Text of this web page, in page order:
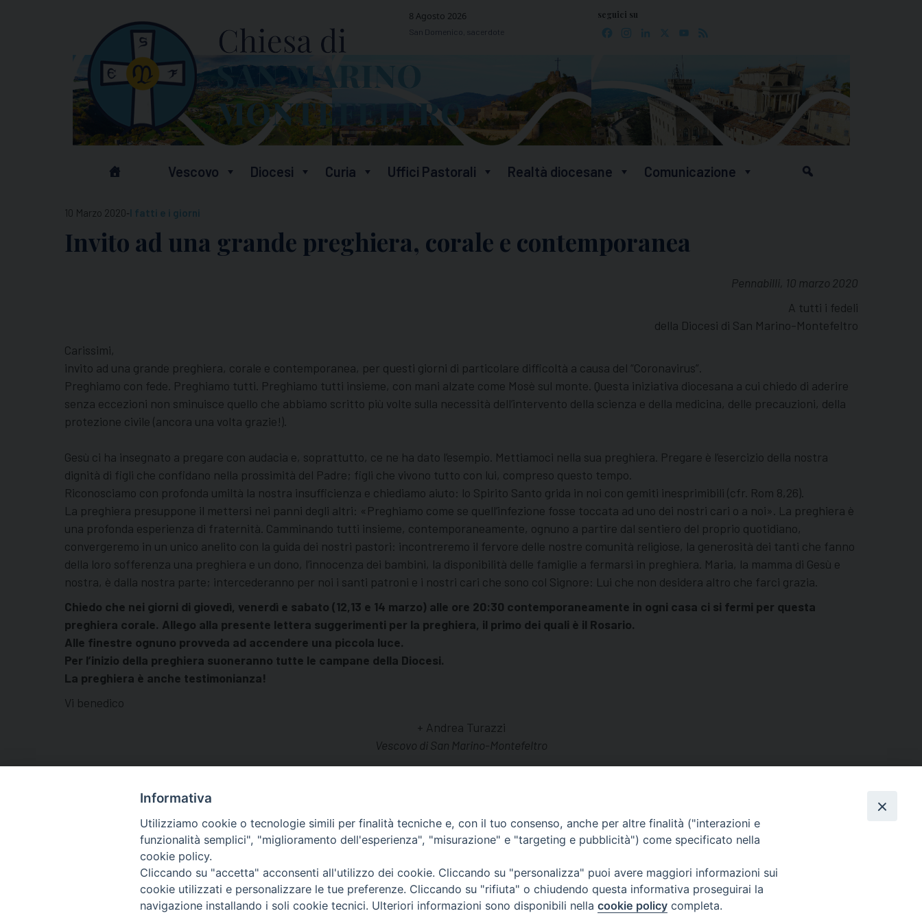
8 Agosto 2026
San Domenico, sacerdote
seguici su
Facebook
Instagram
LinkedIn YouTube
Vescovo Diocesi Curia Uffici Pastorali Realtà diocesane Comunicazione
10 Marzo 2020-I fatti e i giorni
Invito ad una grande preghiera, corale e contemporanea
Pennabilli, 10 marzo 2020
A tutti i fedeli
della Diocesi di San Marino-Montefeltro
Carissimi,
invito ad una grande preghiera, corale e contemporanea, per questi giorni di particolare difficoltà a causa del “Coronavirus”.
Preghiamo con fede. Preghiamo tutti. Preghiamo tutti insieme, con mani alzate come Mosè sul monte. Questa iniziativa diocesana a cui chiedo di aderire
senza eccezioni non sminuisce quello che abbiamo scritto più volte sulla necessità dell’intervento della scienza e della medicina, delle precauzioni, della
protezione civile (ancora una volta grazie!).
Gesù ci ha insegnato a pregare con audacia e, soprattutto, ce ne ha dato l’esempio. Mettiamoci nella sua preghiera. Pregare è l’esercizio della nostra
dignità di figli che confidano nella prossimità del Padre; figli che vivono tutto con lui, compreso questo tempo.
Riconosciamo con profonda umiltà la nostra insufficienza e chiediamo aiuto: lo Spirito Santo grida in noi con gemiti inesprimibili (cfr. Rom 8,26).
La preghiera presuppone il mettersi nei panni degli altri: «Preghiamo come se quell’infezione fosse toccata ad uno dei nostri cari o a noi». La preghiera è
una profonda esperienza di fraternità. Camminando tutti insieme, contemporaneamente, ognuno a partire dal sentiero del proprio quotidiano,
convergeremo in un unico anelito con la guida dei nostri pastori: incontreremo il fervore delle nostre comunità religiose, la generosità dei tanti che fanno
della loro sofferenza una preghiera e un dono, l’innocenza dei bambini, la disponibilità delle famiglie a fermarsi in preghiera. Maria, la mamma di Gesù e
nostra, è dalla nostra parte; intercederanno per noi i santi patroni e i nostri cari che sono col Signore: Lui che non desidera altro che farci grazia.
Chiedo che nei giorni di giovedì, venerdì e sabato (12,13 e 14 marzo) alle ore 20:30 contemporaneamente in ogni casa ci si fermi per questa
preghiera corale. Allego alla presente lettera suggerimenti per la preghiera, il primo dei quali è il Rosario.
Alle finestre ognuno provveda ad accendere una piccola luce.
Per l’inizio della preghiera suoneranno tutte le campane della Diocesi.
La preghiera è anche testimonianza!
Vi benedico
+ Andrea Turazzi
Vescovo di San Marino-Montefeltro
Scarica i suggerimenti per la preghiera
Scarica il comunicato della CEI
condividi su
Facebook
X Threads
Centralino Curia Vescovile
0541 913711
Facebook
Informativa
Utilizziamo cookie o tecnologie simili per finalità tecniche e, con il tuo consenso, anche per altre finalità ("interazioni e
funzionalità semplici", "miglioramento dell'esperienza", "misurazione" e "targeting e pubblicità") come specificato nella
cookie policy.
Cliccando su "accetta" acconsenti all'utilizzo dei cookie. Cliccando su "personalizza" puoi avere maggiori informazioni sui
cookie utilizzati e personalizzare le tue preferenze. Cliccando su "rifiuta" o chiudendo questa informativa proseguirai la
navigazione installando i soli cookie tecnici. Ulteriori informazioni sono disponibili nella cookie policy completa.